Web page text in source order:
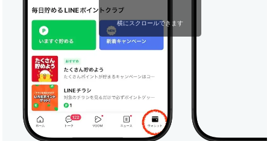
横にスクロールできます